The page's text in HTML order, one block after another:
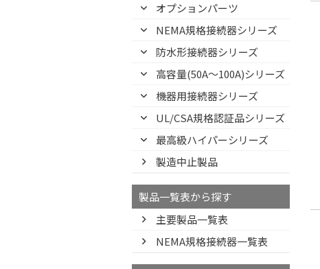
オプションパーツ
NEMA規格接続器シリーズ
防水形接続器シリーズ
高容量(50A～100A)シリーズ
機器用接続器シリーズ
UL/CSA規格認証品シリーズ
最高級ハイパーシリーズ
製造中止製品
製品一覧表から探す
主要製品一覧表
NEMA規格接続器一覧表